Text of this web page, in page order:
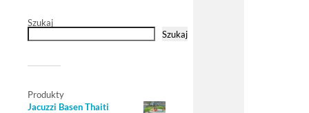
Szukaj
Szukaj
Produkty
Jacuzzi Basen Thaiti